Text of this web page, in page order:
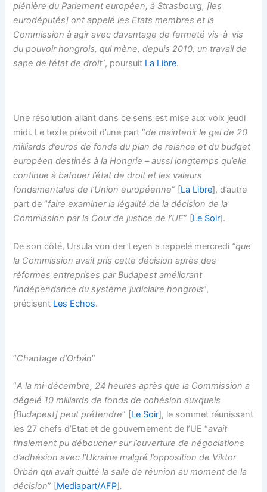
plénière du Parlement européen, à Strasbourg, [les
eurodéputés] ont appelé les Etats membres et la
Commission à agir avec davantage de fermeté vis-à-vis
du pouvoir hongrois, qui mène, depuis 2010, un travail de
sape de l’état de droit”, poursuit La Libre.
Une résolution allant dans ce sens est mise aux voix jeudi
midi. Le texte prévoit d’une part “de maintenir le gel de 20
milliards d’euros de fonds du plan de relance et du budget
européen destinés à la Hongrie – aussi longtemps qu’elle
continue à bafouer l’état de droit et les valeurs
fondamentales de l’Union européenne” [La Libre], d’autre
part de “faire examiner la légalité de la décision de la
Commission par la Cour de justice de l’UE” [Le Soir].
De son côté, Ursula von der Leyen a rappelé mercredi “que
la Commission avait pris cette décision après des
réformes entreprises par Budapest améliorant
l’indépendance du système judiciaire hongrois”,
précisent Les Echos.
“Chantage d’Orbán”
“A la mi-décembre, 24 heures après que la Commission a
dégelé 10 milliards de fonds de cohésion auxquels
[Budapest] peut prétendre” [Le Soir], le sommet réunissant
les 27 chefs d’Etat et de gouvernement de l’UE “avait
finalement pu déboucher sur l’ouverture de négociations
d’adhésion avec l’Ukraine malgré l’opposition de Viktor
Orbán qui avait quitté la salle de réunion au moment de la
décision” [Mediapart/AFP].